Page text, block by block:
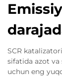
SCR
sifatida azot
uchun eng